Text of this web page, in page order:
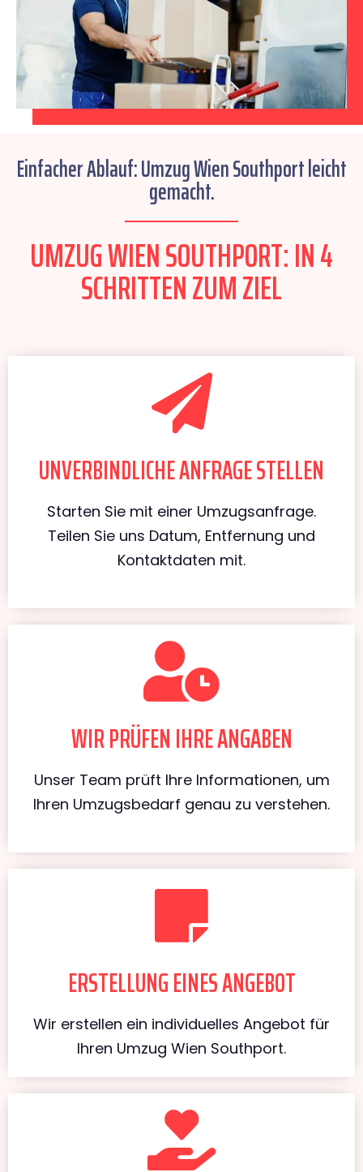
Einfacher Ablauf: Umzug Wien Southport leicht
gemacht.
UMZUG WIEN SOUTHPORT: IN 4
SCHRITTEN ZUM ZIEL
UNVERBINDLICHE ANFRAGE STELLEN
Starten Sie mit einer Umzugsanfrage.
Teilen Sie uns Datum, Entfernung und
Kontaktdaten mit.
WIR PRÜFEN IHRE ANGABEN
Unser Team prüft Ihre Informationen, um
Ihren Umzugsbedarf genau zu verstehen.
ERSTELLUNG EINES ANGEBOT
Wir erstellen ein individuelles Angebot für
Ihren Umzug Wien Southport.